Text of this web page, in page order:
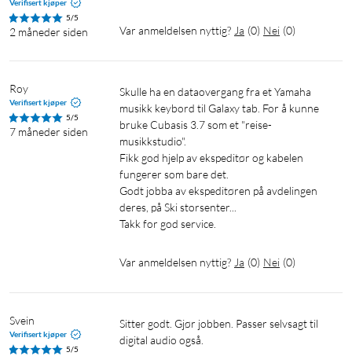
Verifisert kjøper
5/5
2 måneder siden Var anmeldelsen nyttig? Ja (0) Nei (0)
Roy
Verifisert kjøper
5/5
7 måneder siden
Skulle ha en dataovergang fra et Yamaha
musikk keybord til Galaxy tab. For å kunne
bruke Cubasis 3.7 som et "reise-
musikkstudio".
Fikk god hjelp av ekspeditør og kabelen
fungerer som bare det.
Godt jobba av ekspeditøren på avdelingen
deres, på Ski storsenter...
Takk for god service.
Var anmeldelsen nyttig? Ja (0) Nei (0)
Svein
Verifisert kjøper
5/5
Sitter godt. Gjør jobben. Passer selvsagt til
digital audio også.